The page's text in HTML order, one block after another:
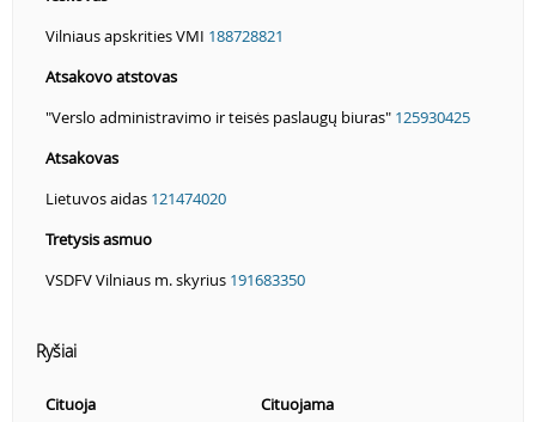
Vilniaus apskrities VMI 188728821
Atsakovo atstovas
"Verslo administravimo ir teisės paslaugų biuras" 125930425
Atsakovas
Lietuvos aidas 121474020
Tretysis asmuo
VSDFV Vilniaus m. skyrius 191683350
Ryšiai
Cituoja Cituojama